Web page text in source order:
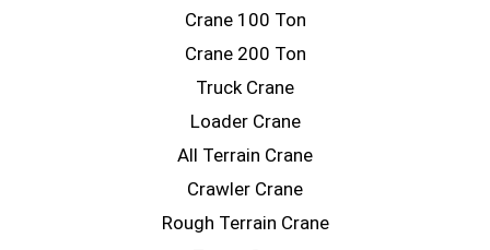
Crane 100 Ton
Crane 200 Ton
Truck Crane
Loader Crane
All Terrain Crane
Crawler Crane
Rough Terrain Crane